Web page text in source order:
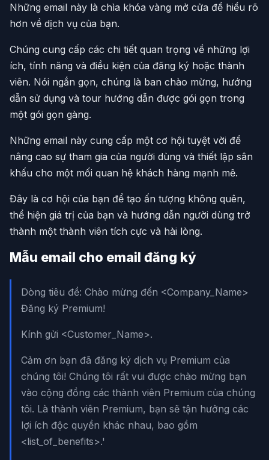
Những email này là chìa khóa vàng mở cửa để hiểu rõ
hơn về dịch vụ của bạn.
Chúng cung cấp các chi tiết quan trọng về những lợi
ích, tính năng và điều kiện của đăng ký hoặc thành
viên. Nói ngắn gọn, chúng là ban chào mừng, hướng
dẫn sử dụng và tour hướng dẫn được gói gọn trong
một gói gọn gàng.
Những email này cung cấp một cơ hội tuyệt vời để
nâng cao sự tham gia của người dùng và thiết lập sân
khấu cho một mối quan hệ khách hàng mạnh mẽ.
Đây là cơ hội của bạn để tạo ấn tượng không quên,
thể hiện giá trị của bạn và hướng dẫn người dùng trở
thành một thành viên tích cực và hài lòng.
Mẫu email cho email đăng ký
Dòng tiêu đề: Chào mừng đến <Company_Name>
Đăng ký Premium!
Kính gửi <Customer_Name>.
Cảm ơn bạn đã đăng ký dịch vụ Premium của
chúng tôi! Chúng tôi rất vui được chào mừng bạn
vào cộng đồng các thành viên Premium của chúng
tôi. Là thành viên Premium, bạn sẽ tận hưởng các
lợi ích độc quyền khác nhau, bao gồm
<list_of_benefits>.'